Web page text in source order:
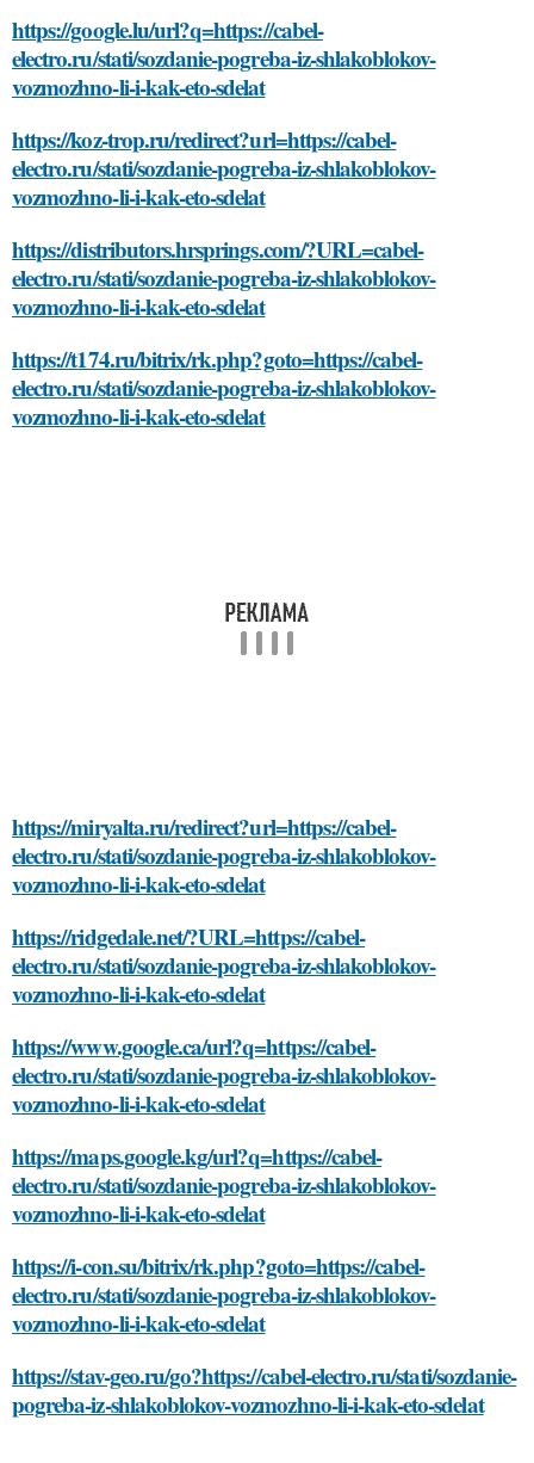
https://google.lu/url?q=https://cabel-
electro.ru/stati/sozdanie-pogreba-iz-shlakoblokov-
vozmozhno-li-i-kak-eto-sdelat
https://koz-trop.ru/redirect?url=https://cabel-
electro.ru/stati/sozdanie-pogreba-iz-shlakoblokov-
vozmozhno-li-i-kak-eto-sdelat
https://distributors.hrsprings.com/?URL=cabel-
electro.ru/stati/sozdanie-pogreba-iz-shlakoblokov-
vozmozhno-li-i-kak-eto-sdelat
https://t174.ru/bitrix/rk.php?goto=https://cabel-
electro.ru/stati/sozdanie-pogreba-iz-shlakoblokov-
vozmozhno-li-i-kak-eto-sdelat
https://miryalta.ru/redirect?url=https://cabel-
electro.ru/stati/sozdanie-pogreba-iz-shlakoblokov-
vozmozhno-li-i-kak-eto-sdelat
https://ridgedale.net/?URL=https://cabel-
electro.ru/stati/sozdanie-pogreba-iz-shlakoblokov-
vozmozhno-li-i-kak-eto-sdelat
https://www.google.ca/url?q=https://cabel-
electro.ru/stati/sozdanie-pogreba-iz-shlakoblokov-
vozmozhno-li-i-kak-eto-sdelat
https://maps.google.kg/url?q=https://cabel-
electro.ru/stati/sozdanie-pogreba-iz-shlakoblokov-
vozmozhno-li-i-kak-eto-sdelat
https://i-con.su/bitrix/rk.php?goto=https://cabel-
electro.ru/stati/sozdanie-pogreba-iz-shlakoblokov-
vozmozhno-li-i-kak-eto-sdelat
https://stav-geo.ru/go?https://cabel-electro.ru/stati/sozdanie-
pogreba-iz-shlakoblokov-vozmozhno-li-i-kak-eto-sdelat